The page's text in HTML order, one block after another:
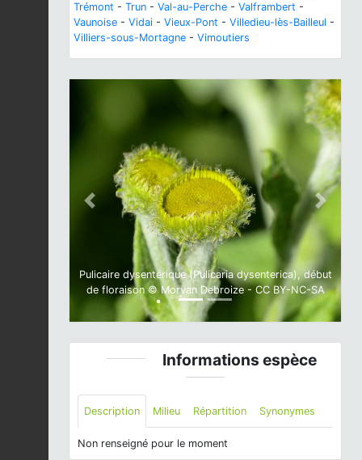
Trémont - Trun - Val-au-Perche - Valframbert -
Vaunoise - Vidai - Vieux-Pont - Villedieu-lès-Bailleul -
Villiers-sous-Mortagne - Vimoutiers
Pulicaire dysentérique (Pulicaria dysenterica), début
de floraison © Morvan Debroize - CC BY-NC-SA
Previous Next
Informations espèce
Description Milieu Répartition Synonymes
Non renseigné pour le moment